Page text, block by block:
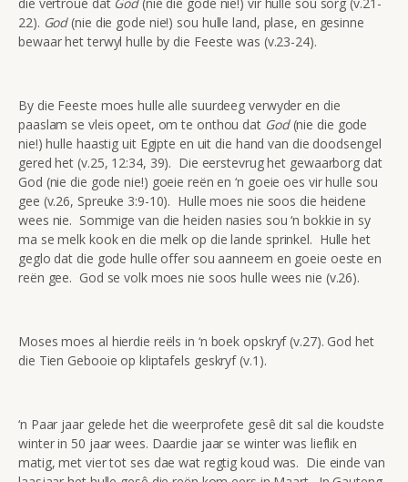
22). God(nie die gode nie!) sou hulle land, plase, en gesinne
bewaar het terwyl hulle by die Feeste was (v.23-24).
By die Feeste moes hulle alle suurdeeg verwyder en die
paaslam se vleis opeet, om te onthou dat God(nie die gode
nie!) hulle haastig uit Egipte en uit die hand van die doodsengel
gered het (v.25, 12:34, 39). Die eerstevrug het gewaarborg dat
God (nie die gode nie!) goeie reën en ‘n goeie oes vir hulle sou
gee (v.26, Spreuke 3:9-10). Hulle moes nie soos die heidene
wees nie. Sommige van die heiden nasies sou ‘n bokkie in sy
ma se melk kook en die melk op die lande sprinkel. Hulle het
geglo dat die gode hulle offer sou aanneem en goeie oeste en
reën gee. God se volk moes nie soos hulle wees nie (v.26).
Moses moes al hierdie reëls in ‘n boek opskryf (v.27). God het
die Tien Gebooie op kliptafels geskryf (v.1).
‘n Paar jaar gelede het die weerprofete gesê dit sal die koudste
winter in 50 jaar wees. Daardie jaar se winter was lieflik en
matig, met vier tot ses dae wat regtig koud was. Die einde van